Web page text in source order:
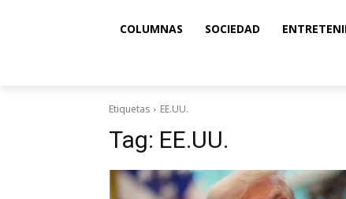
COLUMNAS SOCIEDAD
Etiquetas EE.UU.
Tag: EE.UU.